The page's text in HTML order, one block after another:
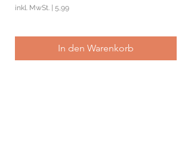
inkl. MwSt. 5,99
In den Warenkorb